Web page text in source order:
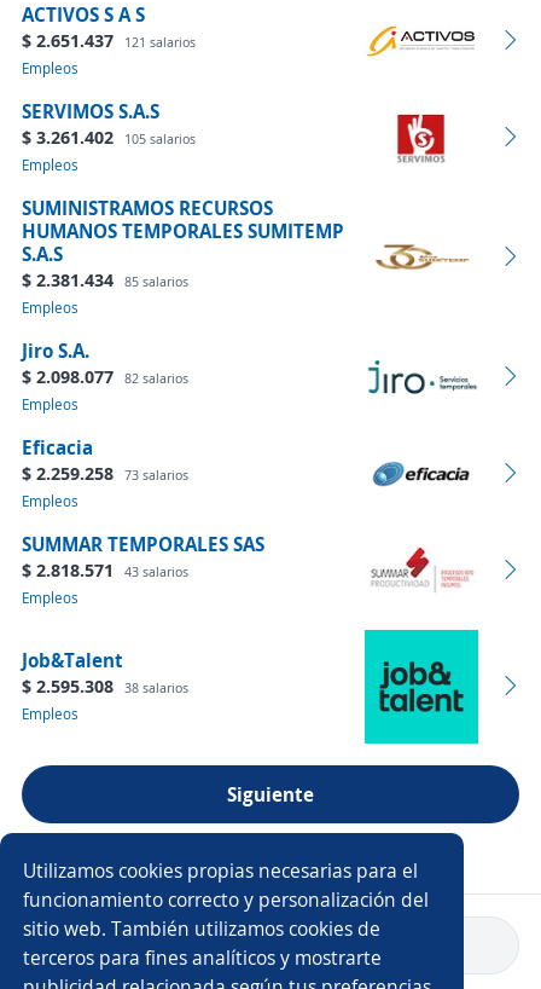
Utilizamos cookies propias necesarias para el
funcionamiento correcto y personalización del
sitio web. También utilizamos cookies de
terceros para fines analíticos y mostrarte
ACTIVOS S A S
$ 2.651.437 121 salarios
Empleos
SERVIMOS S.A.S
$ 3.261.402 105 salarios
Empleos
SUMINISTRAMOS RECURSOS
HUMANOS TEMPORALES SUMITEMP
S.A.S
$ 2.381.434 85 salarios
Empleos
Jiro S.A.
$ 2.098.077 82 salarios
Empleos
Eficacia
$ 2.259.258 73 salarios
Empleos
SUMMAR TEMPORALES SAS
$ 2.818.571 43 salarios
Empleos
Job&Talent
$ 2.595.308 38 salarios
Empleos
Siguiente
Ver más empresas
Volver a inicio